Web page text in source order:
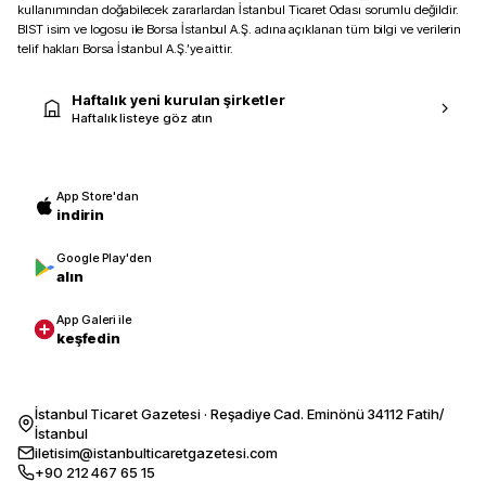
kullanımından doğabilecek zararlardan İstanbul Ticaret Odası sorumlu değildir.
BIST isim ve logosu ile Borsa İstanbul A.Ş. adına açıklanan tüm bilgi ve verilerin
telif hakları Borsa İstanbul A.Ş.’ye aittir.
Haftalık yeni kurulan şirketler
Haftalık listeye göz atın
App Store'dan
indirin
Google Play'den
alın
App Galeri ile
keşfedin
İstanbul Ticaret Gazetesi · Reşadiye Cad. Eminönü 34112 Fatih/
İstanbul
iletisim@istanbulticaretgazetesi.com
+90 212 467 65 15